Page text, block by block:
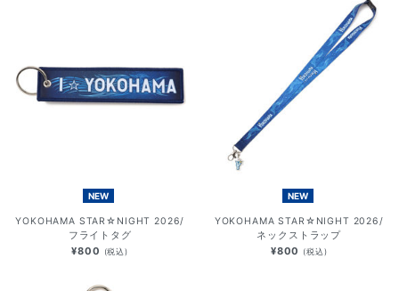
NEW
YOKOHAMA STAR☆NIGHT 2026/
フライトタグ
¥800 (税込)
NEW
YOKOHAMA STAR☆NIGHT 2026/
ネックストラップ
¥800 (税込)